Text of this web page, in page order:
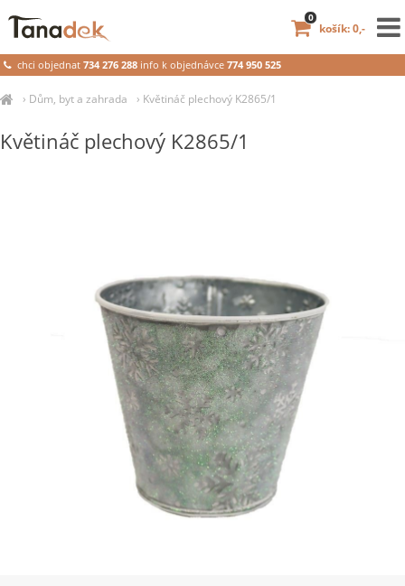
› Dům, byt a zahrada › Květináč plechový K2865/1
Květináč plechový K2865/1
chci objednat734 276 288 info k objednávce 774 950 525
košík: 0,-
0